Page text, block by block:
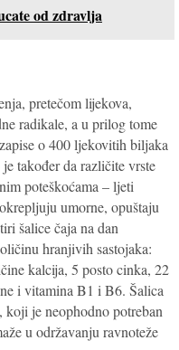
od zdravlja
pretečom lijekova,
radikale, a u prilog tome
o 400 ljekovitih biljaka
također da različite vrste
poteškoćama – ljeti
umorne, opuštaju
šalice čaja na dan
hranjivih sastojaka:
kalcija, 5 posto cinka, 22
i vitamina B1 i B6. Šalica
koji je neophodno potreban
u održavanju ravnoteže